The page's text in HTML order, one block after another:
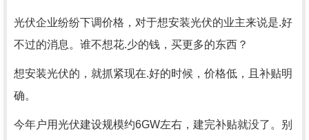
光伏企业纷纷下调价格，对于想安装光伏的业主来说是.好
不过的消息。谁不想花.少的钱，买更多的东西？
想安装光伏的，就抓紧现在.好的时候，价格低，且补贴明
确。
今年户用光伏建设规模约6GW左右，建完补贴就没了。别